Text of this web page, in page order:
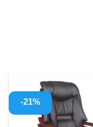
-21%